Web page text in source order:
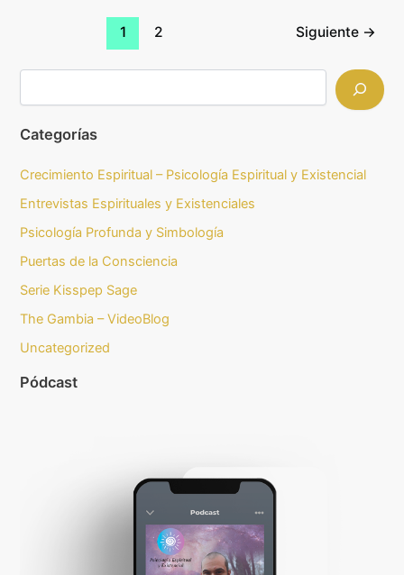
1 2 Siguiente →
Categorías
Crecimiento Espiritual – Psicología Espiritual y Existencial
Entrevistas Espirituales y Existenciales
Psicología Profunda y Simbología
Puertas de la Consciencia
Serie Kisspep Sage
The Gambia – VideoBlog
Uncategorized
Pódcast